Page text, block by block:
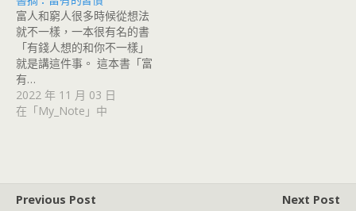
富人和窮人很多時候從想法
就不一樣，一本很有名的書
「有錢人想的和你不一樣」
就是講這件事。 這本書「富
有…
2022 年 11 月 03 日
在「My_Note」中
Previous Post
Next Post